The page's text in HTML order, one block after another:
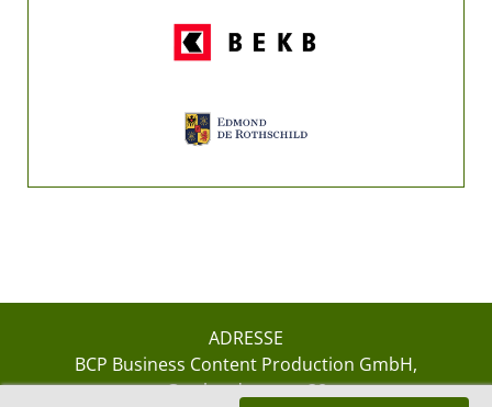
ADRESSE
BCP Business Content Production GmbH
Gotthardstrasse 38